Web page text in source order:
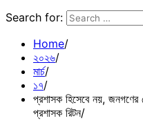
Search for:
Home
২০২৬
মার্চ
১৭
প্রশাসক হিসেবে নয়, জনগণের
প্রশাসক রিটন